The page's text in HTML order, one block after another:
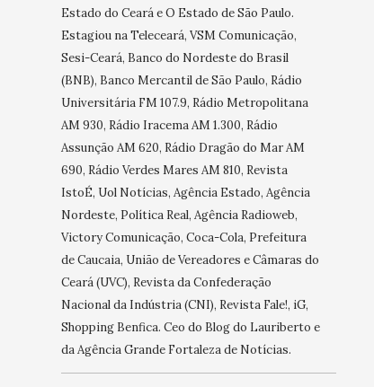
Estado do Ceará e O Estado de São Paulo.
Estagiou na Teleceará, VSM Comunicação,
Sesi-Ceará, Banco do Nordeste do Brasil
(BNB), Banco Mercantil de São Paulo, Rádio
Universitária FM 107.9, Rádio Metropolitana
AM 930, Rádio Iracema AM 1.300, Rádio
Assunção AM 620, Rádio Dragão do Mar AM
690, Rádio Verdes Mares AM 810, Revista
IstoÉ, Uol Notícias, Agência Estado, Agência
Nordeste, Política Real, Agência Radioweb,
Victory Comunicação, Coca-Cola, Prefeitura
de Caucaia, União de Vereadores e Câmaras do
Ceará (UVC), Revista da Confederação
Nacional da Indústria (CNI), Revista Fale!, iG,
Shopping Benfica. Ceo do Blog do Lauriberto e
da Agência Grande Fortaleza de Notícias.